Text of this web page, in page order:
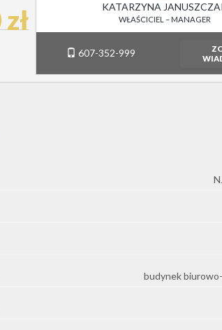
KATARZYNA
WŁAŚCICIEL – MANAGER
607-352-999
budynek